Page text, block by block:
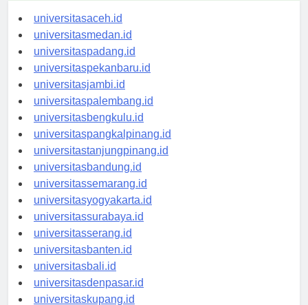
universitasaceh.id
universitasmedan.id
universitaspadang.id
universitaspekanbaru.id
universitasjambi.id
universitaspalembang.id
universitasbengkulu.id
universitaspangkalpinang.id
universitastanjungpinang.id
universitasbandung.id
universitassemarang.id
universitasyogyakarta.id
universitassurabaya.id
universitasserang.id
universitasbanten.id
universitasbali.id
universitasdenpasar.id